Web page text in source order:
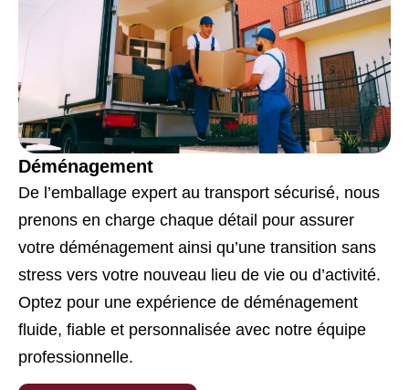
Déménagement
De l’emballage expert au transport sécurisé, nous
prenons en charge chaque détail pour assurer
votre déménagement ainsi qu’une transition sans
stress vers votre nouveau lieu de vie ou d’activité.
Optez pour une expérience de déménagement
fluide, fiable et personnalisée avec notre équipe
professionnelle.